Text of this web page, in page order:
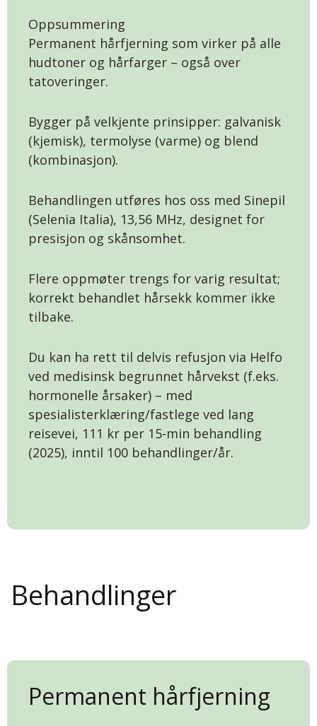
Oppsummering
Permanent hårfjerning som virker på alle
hudtoner og hårfarger – også over
tatoveringer.
Bygger på velkjente prinsipper: galvanisk
(kjemisk), termolyse (varme) og blend
(kombinasjon).
Behandlingen utføres hos oss med Sinepil
(Selenia Italia), 13,56 MHz, designet for
presisjon og skånsomhet.
Flere oppmøter trengs for varig resultat;
korrekt behandlet hårsekk kommer ikke
tilbake.
Du kan ha rett til delvis refusjon via Helfo
ved medisinsk begrunnet hårvekst (f.eks.
hormonelle årsaker) – med
spesialisterklæring/fastlege ved lang
reisevei, 111 kr per 15-min behandling
(2025), inntil 100 behandlinger/år.
Behandlinger
Permanent hårfjerning